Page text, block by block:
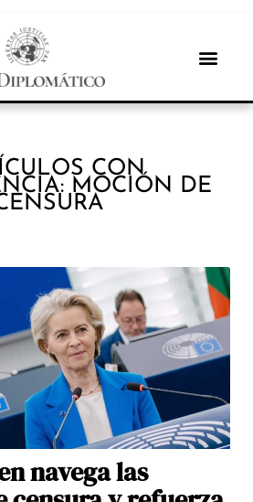
CON
MOCIÓN DE
navega las